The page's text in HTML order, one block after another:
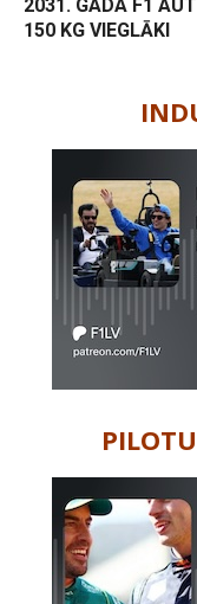
2031. GADA F1
150 KG VIEGLĀKI